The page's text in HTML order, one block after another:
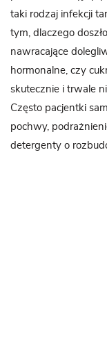
taki rodzaj infekcji
tym, dlaczego
nawracające
hormonalne, czy
skutecznie i trwale
Często pacjentki
pochwy,
detergenty o